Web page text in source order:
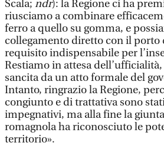
Scala; ndr): la Regione ci ha
riusciamo a combinare
ferro a quello su gomma, e
collegamento diretto con il porto
requisito indispensabile per
Restiamo in attesa dell’ufficialità,
sancita da un atto formale del
Intanto, ringrazio la Regione,
congiunto e di trattativa sono
impegnativi, ma alla fine la
romagnola ha riconosciuto le
territorio».